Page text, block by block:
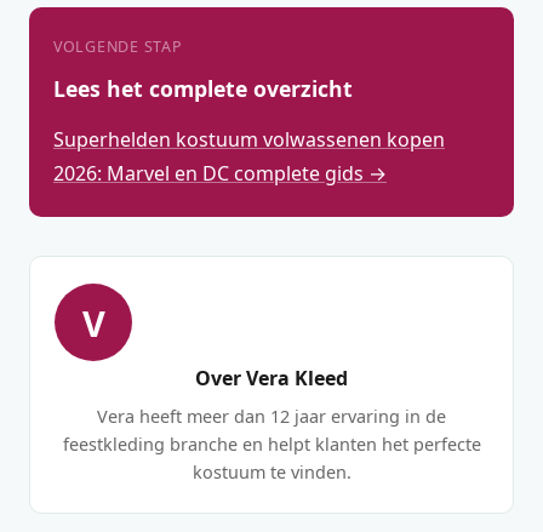
VOLGENDE STAP
Lees het complete overzicht
Superhelden kostuum volwassenen kopen
2026: Marvel en DC complete gids →
V
Over Vera Kleed
Vera heeft meer dan 12 jaar ervaring in de
feestkleding branche en helpt klanten het perfecte
kostuum te vinden.